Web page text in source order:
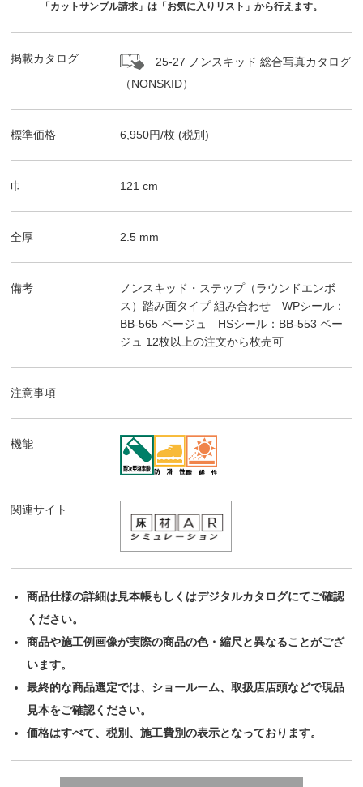
「カットサンプル請求」は「 お気に入りリスト 」から行えます。
掲載カタログ
25-27 ノンスキッド 総合写真カタログ
（NONSKID）
標準価格 6,950円/枚 (税別)
巾 121 cm
全厚 2.5 mm
備考
ノンスキッド・ステップ（ラウンドエンボ
ス）踏み面タイプ 組み合わせ WPシール：
BB-565 ベージュ HSシール：BB-553 ベー
ジュ 12枚以上の注文から枚売可
注意事項
機能
関連サイト
商品仕様の詳細は見本帳もしくはデジタルカタログにてご確認
ください。
商品や施工例画像が実際の商品の色・縮尺と異なることがござ
います。
最終的な商品選定では、ショールーム、取扱店店頭などで現品
見本をご確認ください。
価格はすべて、税別、施工費別の表示となっております。